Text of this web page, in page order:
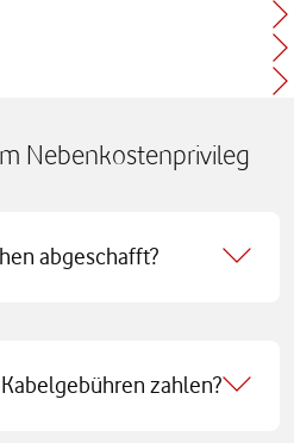
Nebenkostenprivileg
abgeschafft?
zahlen?